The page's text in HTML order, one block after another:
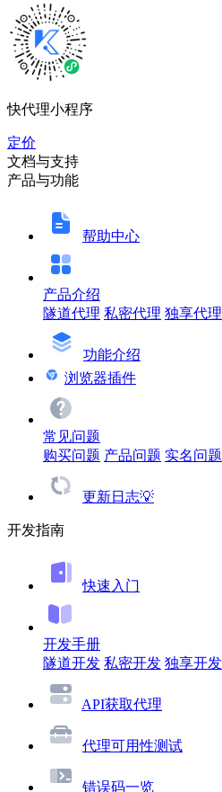
快代理小程序
定价
文档与支持
产品与功能
帮助中心
产品介绍
隧道代理 私密代理 独享代理
功能介绍
浏览器插件
常见问题
购买问题 产品问题 实名问题
更新日志💡
开发指南
快速入门
开发手册
隧道开发 私密开发 独享开发
API获取代理
代理可用性测试
错误码一览